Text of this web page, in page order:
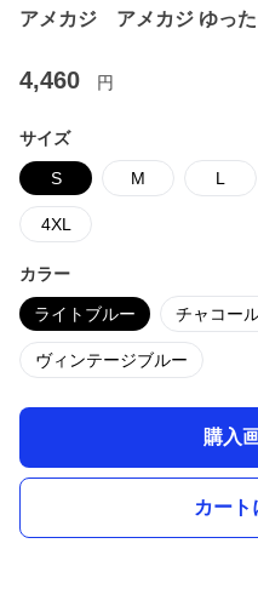
アメカジ アメカジ ゆっ
4,460 円
サイズ
S M L
4XL
カラー
ライトブルー チャコー
ヴィンテージブルー
購入
カート